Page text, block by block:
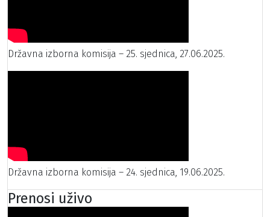
Državna izborna komisija – 25. sjednica, 27.06.2025.
Državna izborna komisija – 24. sjednica, 19.06.2025.
Prenosi uživo